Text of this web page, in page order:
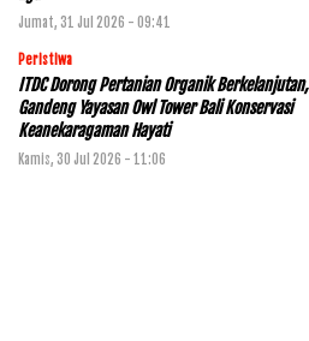
Jumat, 31 Jul 2026 - 09:41
Peristiwa
ITDC Dorong Pertanian Organik Berkelanjutan,
Gandeng Yayasan Owl Tower Bali Konservasi
Keanekaragaman Hayati
Kamis, 30 Jul 2026 - 11:06